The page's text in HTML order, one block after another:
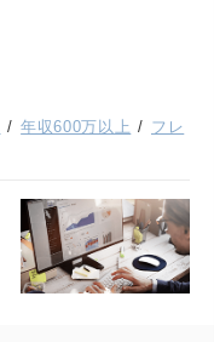
年収600万以上
フレ